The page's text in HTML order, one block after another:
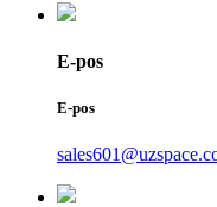
E-pos
E-pos